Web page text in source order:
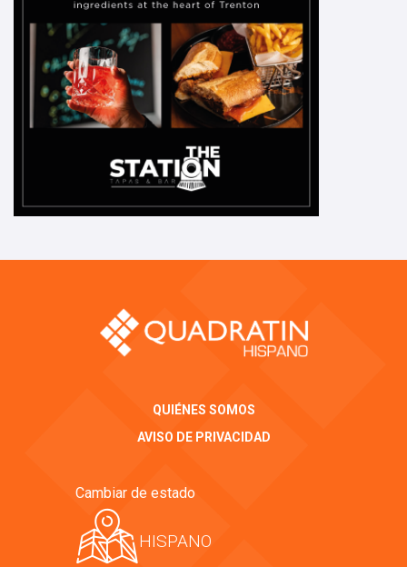
QUIÉNES SOMOS
AVISO DE PRIVACIDAD
Cambiar de estado
HISPANO